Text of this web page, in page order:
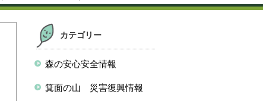
カテゴリー
森の安心安全情報
箕面の山 災害復興情報